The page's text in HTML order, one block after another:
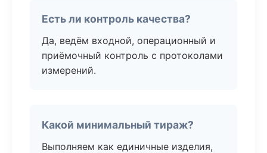
Есть ли контроль качества?
Да, ведём входной, операционный и
приёмочный контроль с протоколами
измерений.
Какой минимальный тираж?
Выполняем как единичные изделия,